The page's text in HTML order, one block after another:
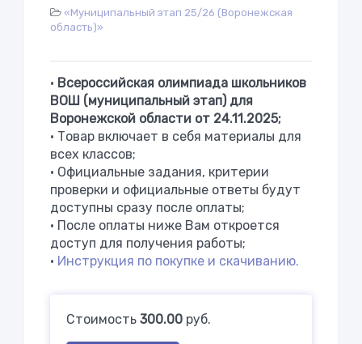
«Муниципальный этап 25/26 (Воронежская
область)»
• Всероссийская олимпиада школьников
ВОШ (муниципальный этап) для
Воронежской области от 24.11.2025;
• Товар включает в себя материалы для
всех классов;
• Официальные задания, критерии
проверки и официальные ответы будут
доступны сразу после оплаты;
• После оплаты ниже Вам откроется
доступ для получения работы;
• Инструкция по покупке и скачиванию.
Стоимость 300.00 руб.